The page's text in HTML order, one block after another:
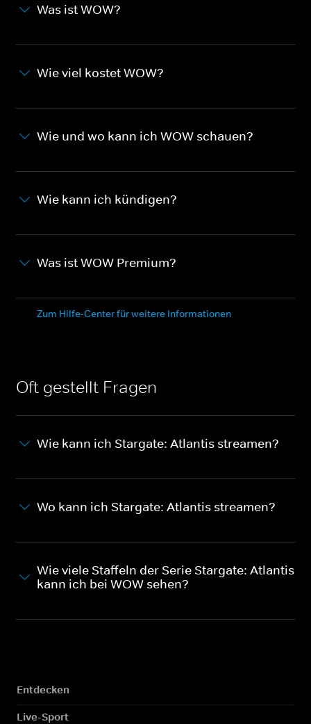
Was ist WOW?
Wie viel kostet WOW?
Wie und wo kann ich WOW schauen?
Wie kann ich kündigen?
Was ist WOW Premium?
Zum Hilfe-Center für weitere Informationen
Oft gestellt Fragen
Wie kann ich Stargate: Atlantis streamen?
Wo kann ich Stargate: Atlantis streamen?
Wie viele Staffeln der Serie Stargate: Atlantis
kann ich bei WOW sehen?
Entdecken
Live-Sport